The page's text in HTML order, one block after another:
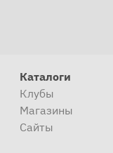
Каталоги
Клубы
Магазины
Сайты